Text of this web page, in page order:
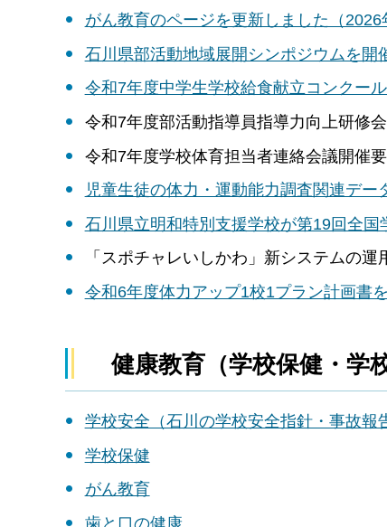
がん教育のページを更新しました（2026
石川県部活動地域展開シンポジウムを開
令和7年度中学生学校給食献立コンクー
令和7年度部活動指導員指導力向上研修
令和7年度学校体育担当者連絡会議開催
児童生徒の体力・運動能力調査関連デー
石川県立明和特別支援学校が第19回全国
「スポチャレいしかわ」新システムの運
令和6年度体力アップ1校1プラン計画書
健康教育（学校保健・学
学校安全（石川の学校安全指針・事故報
学校保健
がん教育
歯と口の健康